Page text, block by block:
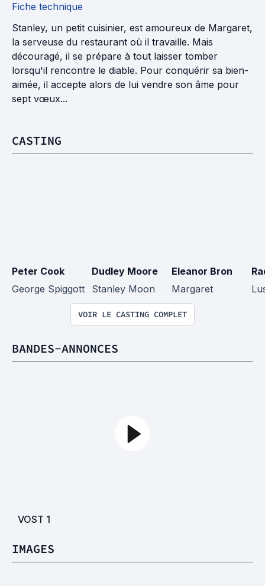
Fiche technique
Stanley, un petit cuisinier, est amoureux de Margaret,
la serveuse du restaurant où il travaille. Mais
découragé, il se prépare à tout laisser tomber
lorsqu'il rencontre le diable. Pour conquérir sa bien-
aimée, il accepte alors de lui vendre son âme pour
sept vœux...
CASTING
Peter Cook
George Spiggott
Dudley Moore
Stanley Moon
Eleanor Bron
Margaret
VOIR LE CASTING COMPLET
BANDES-ANNONCES
VOST 1
IMAGES